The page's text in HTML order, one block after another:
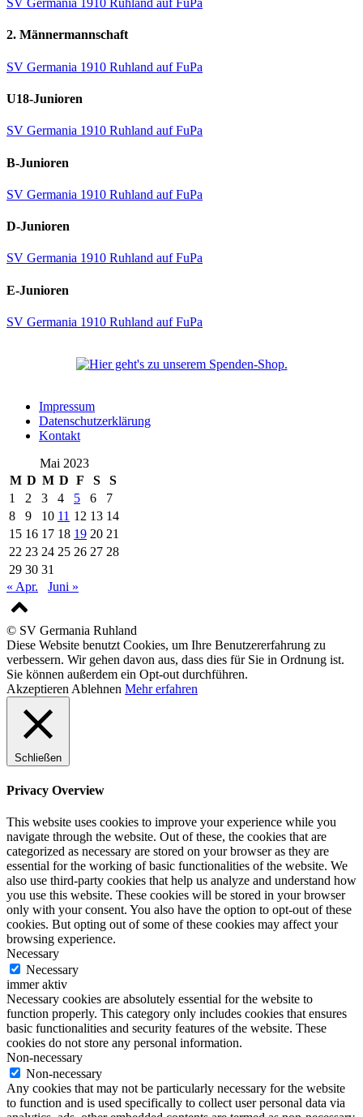
SV Germania 1910 Ruhland auf FuPa
2. Männermannschaft
SV Germania 1910 Ruhland auf FuPa
U18-Junioren
SV Germania 1910 Ruhland auf FuPa
B-Junioren
SV Germania 1910 Ruhland auf FuPa
D-Junioren
SV Germania 1910 Ruhland auf FuPa
E-Junioren
SV Germania 1910 Ruhland auf FuPa
Impressum
Datenschutzerklärung
Kontakt
Mai 2023
M D M D F S
S
1
2 3 4 5 6
7
8
9 10 11 12 13 14
15 16 17 18 19 20 21
22 23 24 25 26 27 28
29 30 31
« Apr.
Juni »
© SV Germania Ruhland
Diese Website benutzt Cookies, um Ihre Benutzererfahrung zu
verbessern. Wir gehen davon aus, dass dies für Sie in Ordnung ist.
Sie können außerdem ein Opt-out durchführen.
Akzeptieren Ablehnen Mehr erfahren
Schließen
Privacy Overview
This website uses cookies to improve your experience while you
navigate through the website. Out of these, the cookies that are
categorized as necessary are stored on your browser as they are
essential for the working of basic functionalities of the website. We
also use third-party cookies that help us analyze and understand how
you use this website. These cookies will be stored in your browser
only with your consent. You also have the option to opt-out of these
cookies. But opting out of some of these cookies may affect your
browsing experience.
Necessary
Necessary
immer aktiv
Necessary cookies are absolutely essential for the website to
function properly. This category only includes cookies that ensures
basic functionalities and security features of the website. These
cookies do not store any personal information.
Non-necessary
Non-necessary
Any cookies that may not be particularly necessary for the website
to function and is used specifically to collect user personal data via